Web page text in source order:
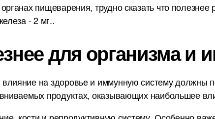
пищеварения, трудно сказать что
- 2 мг..
для организма и
на здоровье и иммунную систему должны
продуктах, оказывающих наибольшее